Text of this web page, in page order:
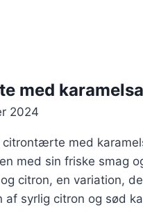
med
2024
citrontærte med
med sin friske smag
citron, en variation,
af syrlig citron og sød